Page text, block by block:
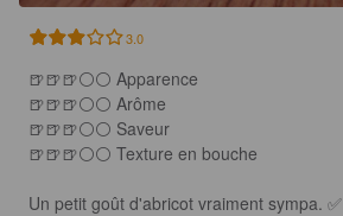
3.0
🍺🍺🍺⚪️⚪ Apparence
🍺🍺🍺⚪️⚪️ Arôme
🍺🍺🍺⚪️⚪ Saveur
🍺🍺🍺⚪️⚪️ Texture en bouche
Un petit goût d'abricot vraiment sympa. ✅️